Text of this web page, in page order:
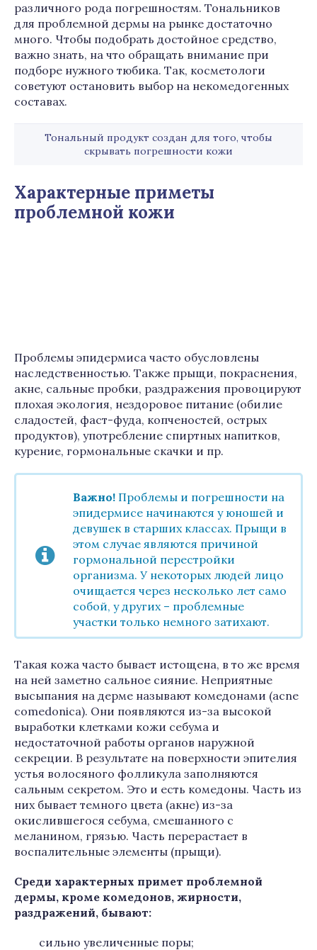
различного рода погрешностям. Тональников
для проблемной дермы на рынке достаточно
много. Чтобы подобрать достойное средство,
важно знать, на что обращать внимание при
подборе нужного тюбика. Так, косметологи
советуют остановить выбор на некомедогенных
составах.
Тональный продукт создан для того, чтобы
скрывать погрешности кожи
Характерные приметы
проблемной кожи
Проблемы эпидермиса часто обусловлены
наследственностью. Также прыщи, покраснения,
акне, сальные пробки, раздражения провоцируют
плохая экология, нездоровое питание (обилие
сладостей, фаст-фуда, копченостей, острых
продуктов), употребление спиртных напитков,
курение, гормональные скачки и пр.
Важно! Проблемы и погрешности на
эпидермисе начинаются у юношей и
девушек в старших классах. Прыщи в
этом случае являются причиной
гормональной перестройки
организма. У некоторых людей лицо
очищается через несколько лет само
собой, у других – проблемные
участки только немного затихают.
Такая кожа часто бывает истощена, в то же время
на ней заметно сальное сияние. Неприятные
высыпания на дерме называют комедонами (acne
comedonica). Они появляются из-за высокой
выработки клетками кожи себума и
недостаточной работы органов наружной
секреции. В результате на поверхности эпителия
устья волосяного фолликула заполняются
сальным секретом. Это и есть комедоны. Часть из
них бывает темного цвета (акне) из-за
окислившегося себума, смешанного с
меланином, грязью. Часть перерастает в
воспалительные элементы (прыщи).
Среди характерных примет проблемной
дермы, кроме комедонов, жирности,
раздражений, бывают:
сильно увеличенные поры;